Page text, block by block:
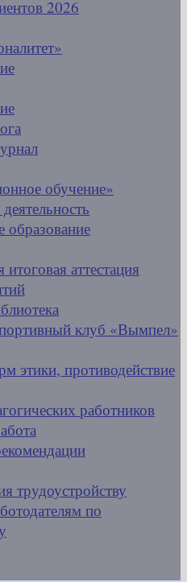
2026
обучение»
образование
итоговая аттестация
клуб «Вымпел»
этики, противодействие
работников
трудоустройству
по